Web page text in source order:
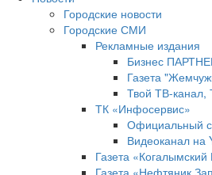
Городские новости
Городские СМИ
Рекламные издания
Бизнес
Газета
Твой ТВ-
ТК «Инфосервис»
Официальный
Видеоканал на
Газета «Когалымский
Газета «Нефтяник